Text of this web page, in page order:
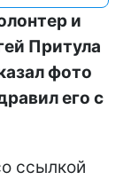
и
Притула
фото
его с
ссылкой